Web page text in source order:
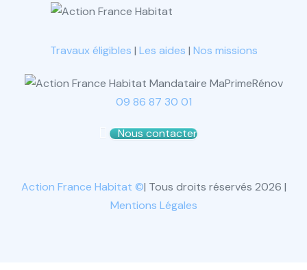
Travaux éligibles | Les aides | Nos missions
09 86 87 30 01
Nous contacter
Action France Habitat ©| Tous droits réservés 2026 |
Mentions Légales